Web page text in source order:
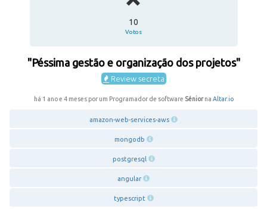
10
Votos
"Péssima gestão e organização dos projetos"
Review secreta
há 1 ano e 4 meses por um Programador de software Séniorna Altar.io
amazon-web-services-aws
mongodb
postgresql
angular
typescript